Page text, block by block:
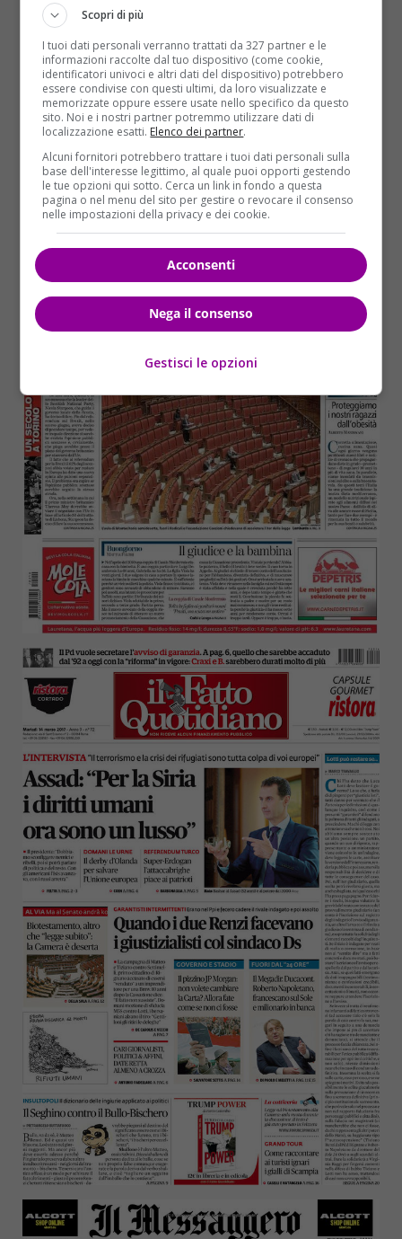
Scopri di più
I tuoi dati personali verranno trattati da 327 partner e le
informazioni raccolte dal tuo dispositivo (come cookie,
identificatori univoci e altri dati del dispositivo) potrebbero
essere condivise con questi ultimi, da loro visualizzate e
memorizzate oppure essere usate nello specifico da questo
sito. Noi e i nostri partner potremmo utilizzare dati di
localizzazione esatti. Elenco dei partner.
Alcuni fornitori potrebbero trattare i tuoi dati personali sulla
base dell'interesse legittimo, al quale puoi opporti gestendo
le tue opzioni qui sotto. Cerca un link in fondo a questa
pagina o nel menu del sito per gestire o revocare il consenso
nelle impostazioni della privacy e dei cookie.
Acconsenti
Nega il consenso
Gestisci le opzioni